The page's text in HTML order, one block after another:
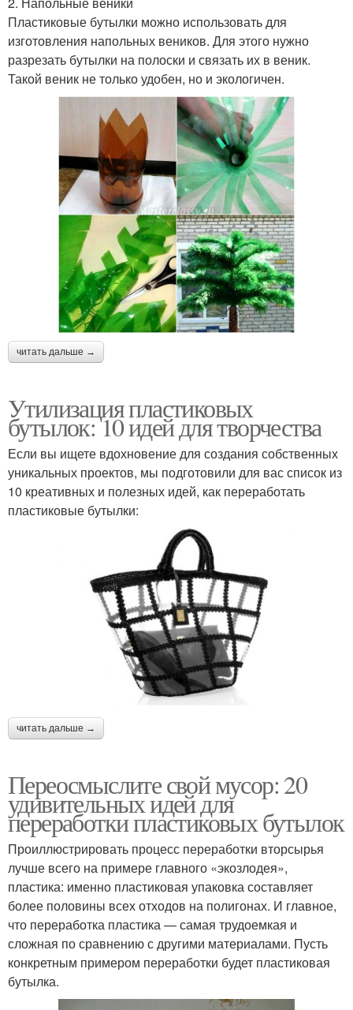
Пластиковые бутылки можно использовать для
изготовления напольных веников. Для этого нужно
разрезать бутылки на полоски и связать их в веник.
Такой веник не только удобен, но и экологичен.
читать дальше →
Утилизация пластиковых
бутылок: 10 идей для творчества
Если вы ищете вдохновение для создания собственных
уникальных проектов, мы подготовили для вас список из
10 креативных и полезных идей, как переработать
пластиковые бутылки:
читать дальше →
Переосмыслите свой мусор: 20
удивительных идей для
переработки пластиковых бутылок
Проиллюстрировать процесс переработки вторсырья
лучше всего на примере главного «экозлодея»,
пластика: именно пластиковая упаковка составляет
более половины всех отходов на полигонах. И главное,
что переработка пластика — самая трудоемкая и
сложная по сравнению с другими материалами. Пусть
конкретным примером переработки будет пластиковая
бутылка.